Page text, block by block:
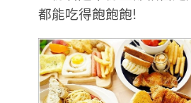
都能吃得飽飽飽!